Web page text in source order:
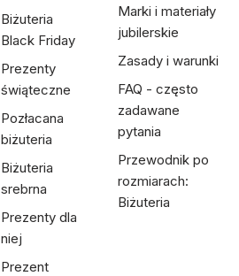
Biżuteria
Black Friday
Prezenty
świąteczne
Pozłacana
biżuteria
Biżuteria
srebrna
Prezenty dla
niej
Prezent
Marki i materiały
jubilerskie
Zasady i warunki
FAQ - często
zadawane
pytania
Przewodnik po
rozmiarach:
Biżuteria